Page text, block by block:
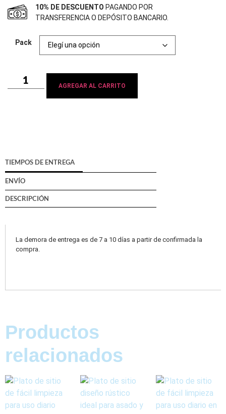
10% DE DESCUENTO PAGANDO POR
TRANSFERENCIA O DEPÓSITO BANCARIO.
Pack
AGREGAR AL CARRITO
TIEMPOS DE ENTREGA
ENVÍO
DESCRIPCIÓN
La demora de entrega es de 7 a 10 días a partir de confirmada la
compra.
Productos
relacionados